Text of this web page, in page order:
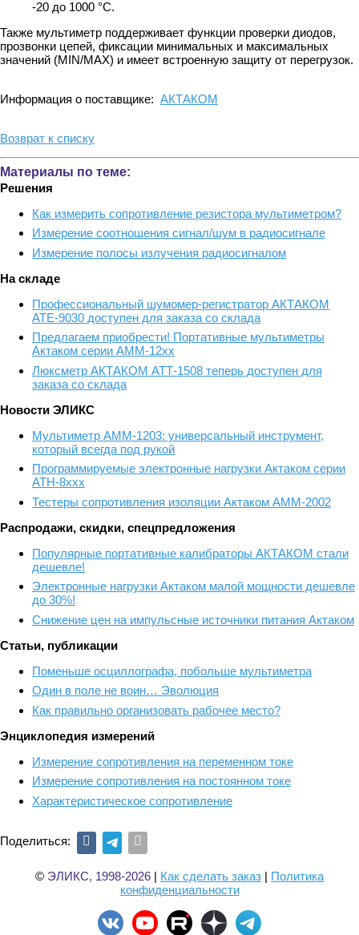
-20 до 1000 °С.
Также мультиметр поддерживает функции проверки диодов,
прозвонки цепей, фиксации минимальных и максимальных
значений (MIN/MAX) и имеет встроенную защиту от перегрузок.
Информация о поставщике: АКТАКОМ
Возврат к списку
Материалы по теме:
Решения
Как измерить сопротивление резистора мультиметром?
Измерение соотношения сигнал/шум в радиосигнале
Измерение полосы излучения радиосигналом
На складе
Профессиональный шумомер-регистратор АКТАКОМ
АТЕ-9030 доступен для заказа со склада
Предлагаем приобрести! Портативные мультиметры
Актаком серии АММ-12хх
Люксметр АКТАКОМ АТТ-1508 теперь доступен для
заказа со склада
Новости ЭЛИКС
Мультиметр АММ-1203: универсальный инструмент,
который всегда под рукой
Программируемые электронные нагрузки Актаком серии
АТН-8ххх
Тестеры сопротивления изоляции Актаком АММ-2002
Распродажи, скидки, спецпредложения
Популярные портативные калибраторы АКТАКОМ стали
дешевле!
Электронные нагрузки Актаком малой мощности дешевле
до 30%!
Снижение цен на импульсные источники питания Актаком
Статьи, публикации
Поменьше осциллографа, побольше мультиметра
Один в поле не воин… Эволюция
Как правильно организовать рабочее место?
Энциклопедия измерений
Измерение сопротивления на переменном токе
Измерение сопротивления на постоянном токе
Характеристическое сопротивление
Поделиться:
© ЭЛИКС, 1998-2026 | Как сделать заказ | Политика
конфиденциальности